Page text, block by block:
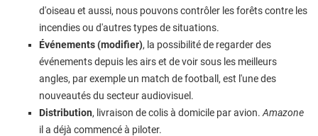
d'oiseau et aussi, nous pouvons contrôler les forêts contre les
incendies ou d'autres types de situations.
Événements (modifier), la possibilité de regarder des
événements depuis les airs et de voir sous les meilleurs
angles, par exemple un match de football, est l'une des
nouveautés du secteur audiovisuel.
Distribution, livraison de colis à domicile par avion. Amazone
il a déjà commencé à piloter.